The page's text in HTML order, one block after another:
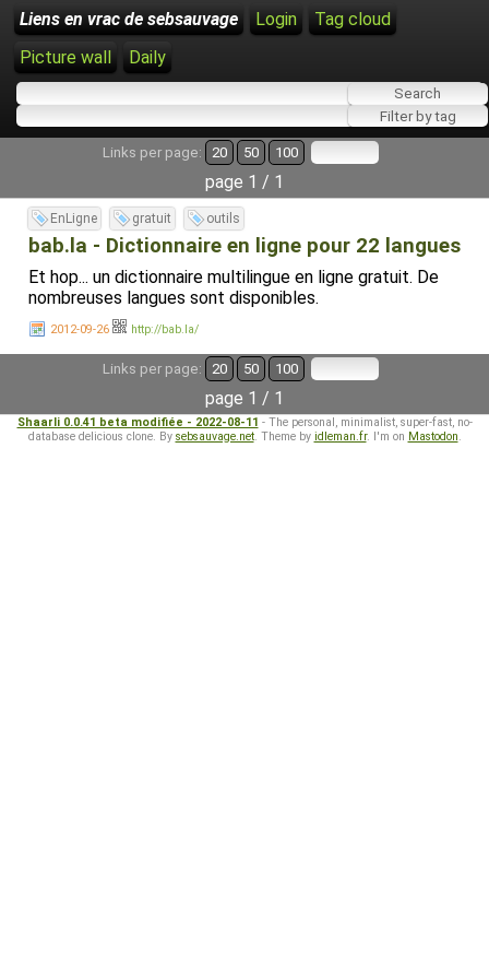
Liens en vrac de sebsauvage Login
Tag cloud
Picture wall
Daily
Links per page: 20 50 100
page 1 / 1
EnLigne gratuit outils
bab.la - Dictionnaire en ligne pour 22 langues
Et hop... un dictionnaire multilingue en ligne gratuit. De
nombreuses langues sont disponibles.
2012-09-26 http://bab.la/
Links per page: 20 50 100
page 1 / 1
Shaarli 0.0.41 beta modifiée - 2022-08-11 - The personal, minimalist, super-fast, no-
database delicious clone. By sebsauvage.net. Theme by idleman.fr. I'm on Mastodon.